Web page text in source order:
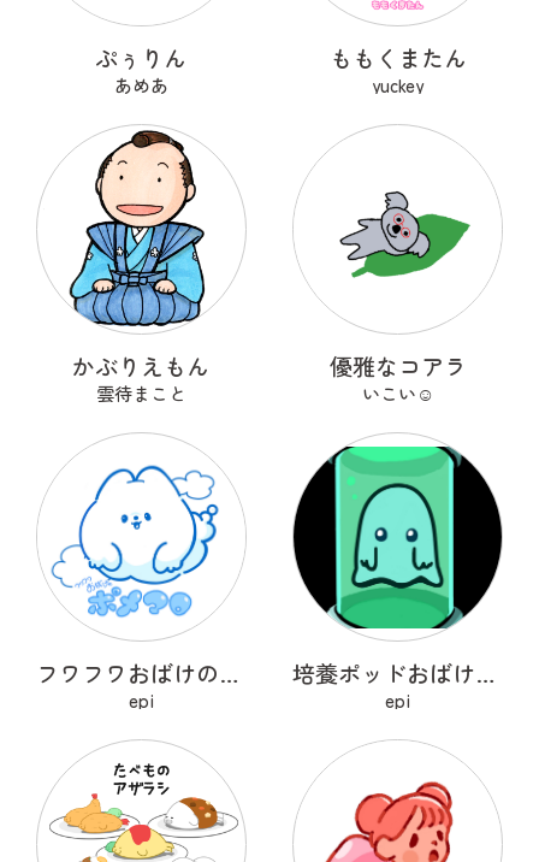
ぷぅりん
あめあ
ももくまたん
yuckey
かぶりえもん
雲待まこと
優雅なコアラ
いこい☺︎
フワフワおばけのポメマロ
epi
培養ポッドおばけ フライトン
epi